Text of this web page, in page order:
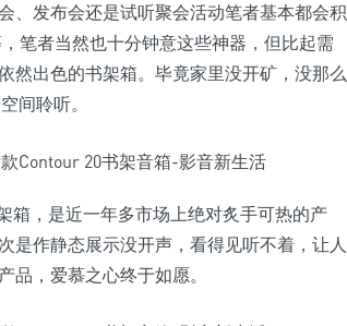
、发布会还是试听聚会活动笔者基本都会积
笔者当然也十分钟意这些神器，但比起需
然出色的书架箱。毕竟家里没开矿，没那么
间聆听。
箱，是近一年多市场上绝对炙手可热的产
是作静态展示没开声，看得见听不着，让人
，爱慕之心终于如愿。